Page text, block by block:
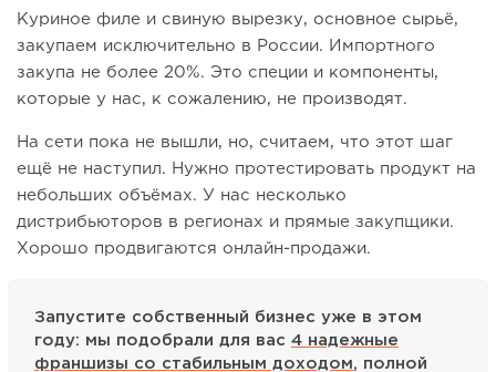
Куриное филе и свиную вырезку, основное сырьё,
закупаем исключительно в России. Импортного
закупа не более 20%. Это специи и компоненты,
которые у нас, к сожалению, не производят.
На сети пока не вышли, но, считаем, что этот шаг
ещё не наступил. Нужно протестировать продукт на
небольших объёмах. У нас несколько
дистрибьюторов в регионах и прямые закупщики.
Хорошо продвигаются онлайн-продажи.
Запустите собственный бизнес уже в этом
году: мы подобрали для вас 4 надежные
франшизы со стабильным доходом, полной